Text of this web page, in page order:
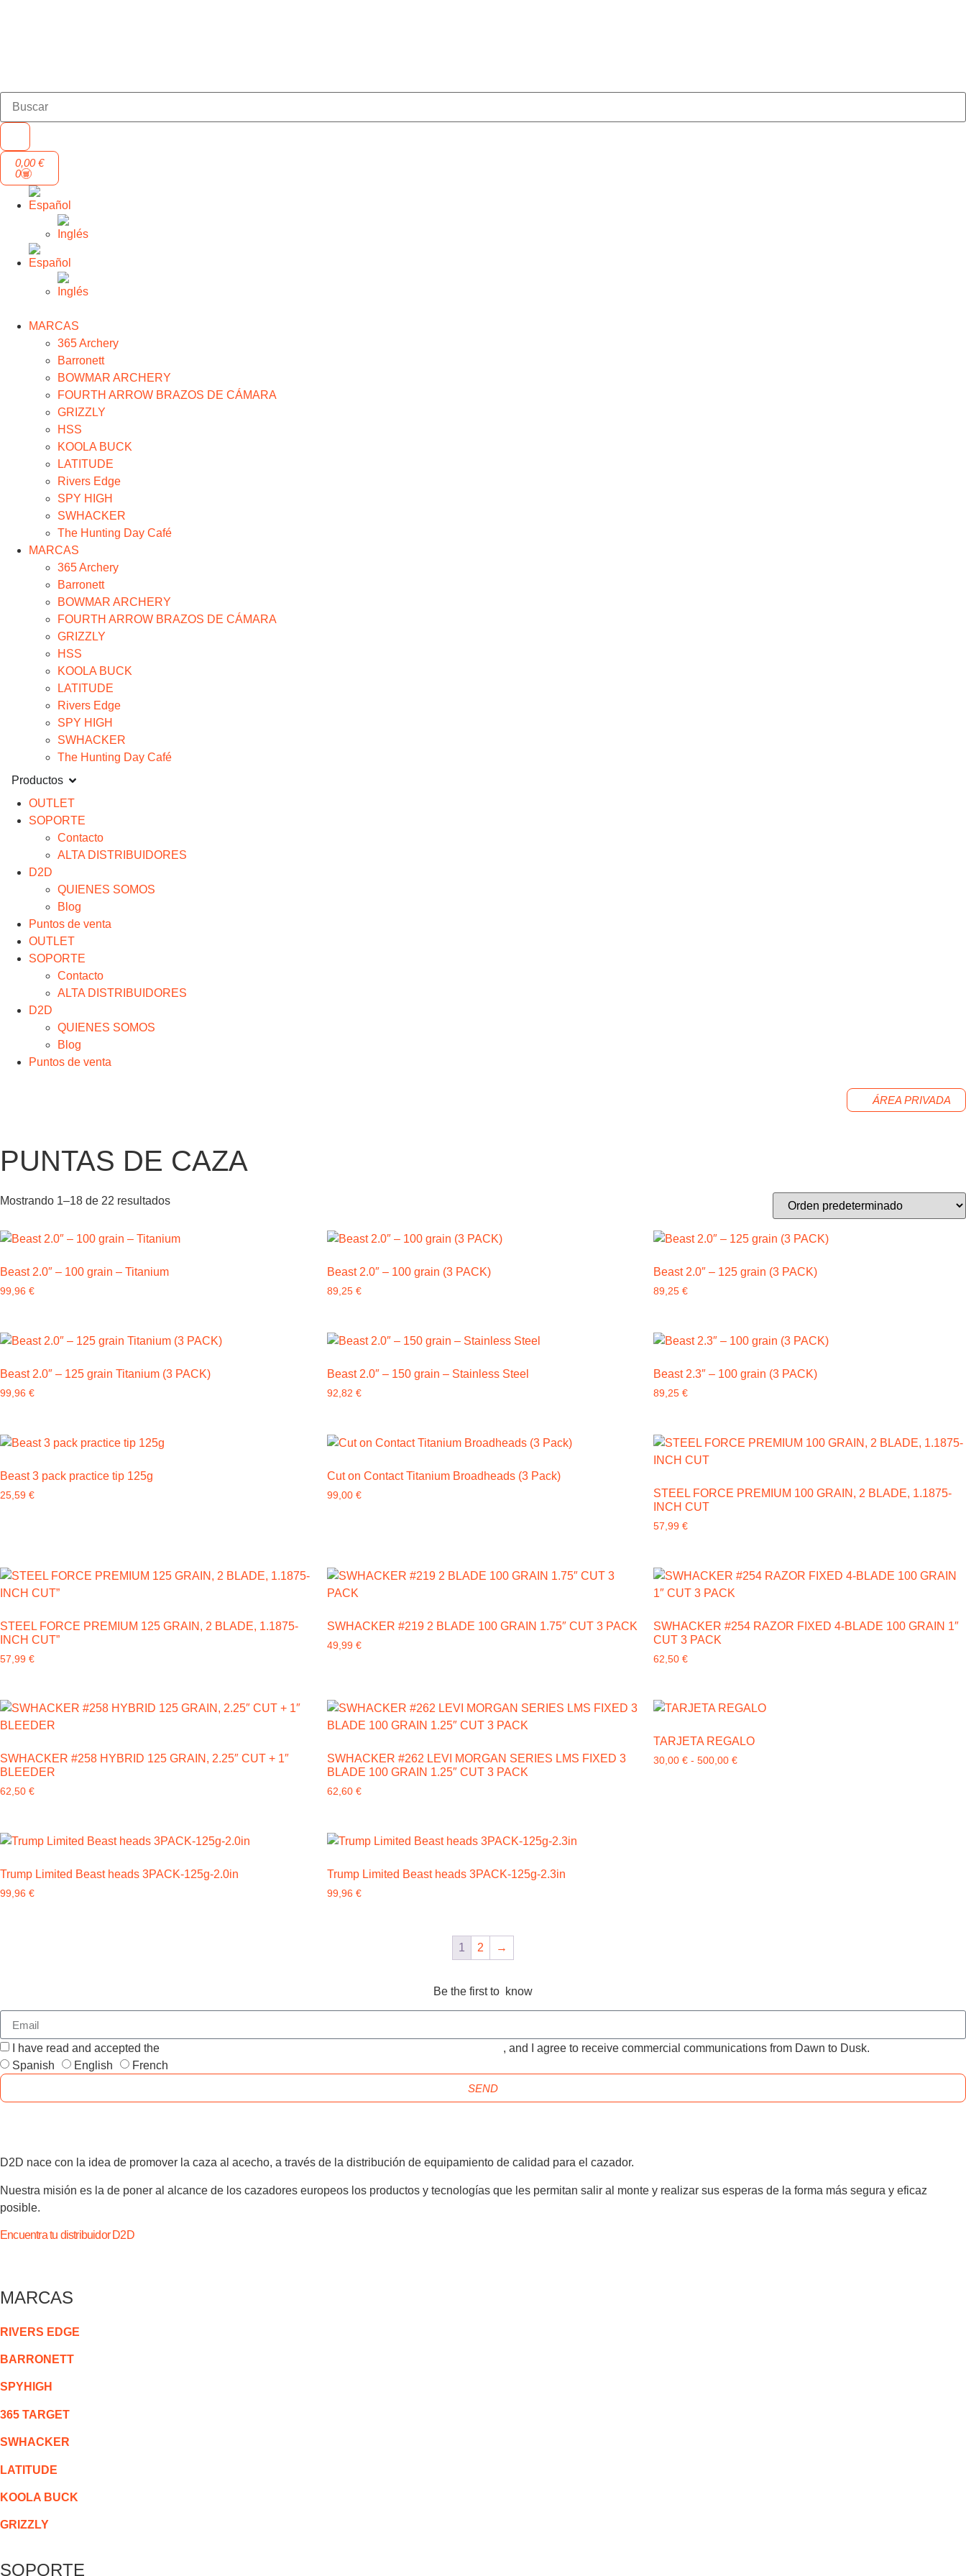
0,00€
0
MARCAS
365 Archery
Barronett
BOWMAR ARCHERY
FOURTH ARROW BRAZOS DE CÁMARA
GRIZZLY
HSS
KOOLA BUCK
LATITUDE
Rivers Edge
SPY HIGH
SWHACKER
The Hunting Day Café
MARCAS
365 Archery
Barronett
BOWMAR ARCHERY
FOURTH ARROW BRAZOS DE CÁMARA
GRIZZLY
HSS
KOOLA BUCK
LATITUDE
Rivers Edge
SPY HIGH
SWHACKER
The Hunting Day Café
Productos
OUTLET
SOPORTE
Contacto
ALTA DISTRIBUIDORES
D2D
QUIENES SOMOS
Blog
Puntos de venta
OUTLET
SOPORTE
Contacto
ALTA DISTRIBUIDORES
D2D
QUIENES SOMOS
Blog
Puntos de venta
ÁREA PRIVADA
PUNTAS DE CAZA
Mostrando 1–18 de 22 resultados
Beast 2.0″ – 100 grain – Titanium
99,96 €
Beast 2.0″ – 100 grain (3 PACK)
89,25 €
Beast 2.0″ – 125 grain (3 PACK)
89,25€
Beast 2.0″ – 125 grain Titanium (3 PACK)
99,96 €
Beast 2.0″ – 150 grain – Stainless Steel
92,82 €
Beast 2.3″ – 100 grain (3 PACK)
89,25€
Beast 3 pack practice tip 125g
25,59 €
Cut on Contact Titanium Broadheads (3 Pack)
99,00 €
STEEL FORCE PREMIUM 100 GRAIN, 2 BLADE, 1.1875-
INCH CUT
57,99€
STEEL FORCE PREMIUM 125 GRAIN, 2 BLADE, 1.1875-
INCH CUT”
57,99 €
SWHACKER #219 2 BLADE 100 GRAIN 1.75″ CUT 3 PACK
49,99 €
SWHACKER #254 RAZOR FIXED 4-BLADE 100 GRAIN 1″
CUT 3 PACK
62,50€
SWHACKER #258 HYBRID 125 GRAIN, 2.25″ CUT + 1″
BLEEDER
62,50 €
SWHACKER #262 LEVI MORGAN SERIES LMS FIXED 3
BLADE 100 GRAIN 1.25″ CUT 3 PACK
62,60 €
TARJETA REGALO
30,00€ - 500,00€
Trump Limited Beast heads 3PACK-125g-2.0in
99,96 €
Trump Limited Beast heads 3PACK-125g-2.3in
99,96 €
1 2 →
Be the first to know
I have read and accepted the
, and I agree to receive commercial communications from Dawn to Dusk.
Spanish
English
French
SEND
D2D nace con la idea de promover la caza al acecho, a través de la distribución de equipamiento de calidad para el cazador.
Nuestra misión es la de poner al alcance de los cazadores europeos los productos y tecnologías que les permitan salir al monte y realizar sus esperas de la forma más segura y eficaz
posible.
Encuentra tu distribuidor D2D
MARCAS
RIVERS EDGE
BARRONETT
SPYHIGH
365 TARGET
SWHACKER
LATITUDE
KOOLA BUCK
GRIZZLY
SOPORTE